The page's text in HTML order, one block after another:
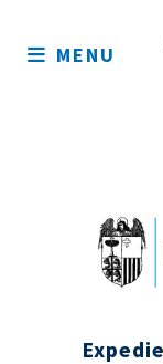
sitio
MENU